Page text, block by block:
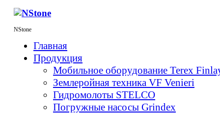
NStone
Главная
Продукция
Мобильное оборудование Terex
Землеройная техника VF Venieri
Гидромолоты STELCO
Погружные насосы Grindex